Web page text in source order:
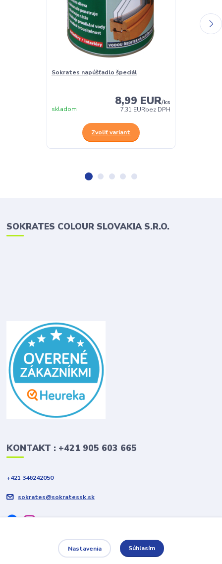
Sokrates napúšťadlo špeciál
8,99 EUR/ks
7,31 EURbez DPH
skladom
Zvoliť variant
SOKRATES COLOUR SLOVAKIA S.R.O.
KONTAKT : +421 905 603 665
+421 346242050
sokrates@sokratessk.sk
Nastavenia Súhlasím